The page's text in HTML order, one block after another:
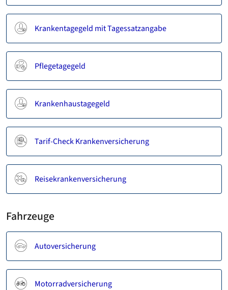
Krankentagegeld mit Tagessatzangabe
Pflegetagegeld
Krankenhaustagegeld
Tarif-Check Krankenversicherung
Reisekrankenversicherung
Fahrzeuge
Autoversicherung
Motorradversicherung